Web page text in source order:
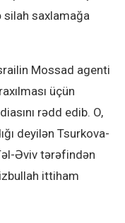
silah saxlamağa
Mossad agenti
üçün
rədd edib. O,
deyilən Tsurkova-
Əviv tərəfindən
ittiham